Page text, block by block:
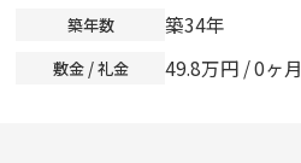
築年数 築34年
敷金 / 礼金 49.8万円 /0ヶ月